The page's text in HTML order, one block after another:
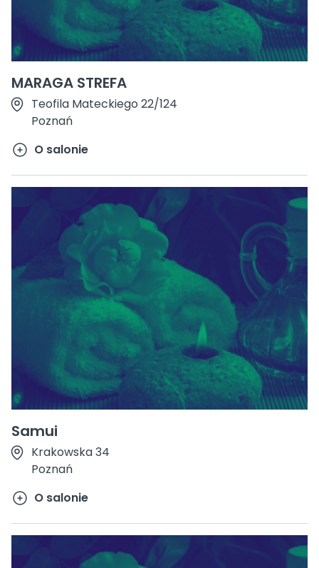
MARAGA STREFA
Teofila Mateckiego 22/124
Poznań
O salonie
Samui
Krakowska 34
Poznań
O salonie